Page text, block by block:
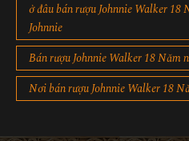
ở đâu bán rượu Johnnie Walker
Johnnie
Bán rượu Johnnie Walker 18 Năm
Nơi bán rượu Johnnie Walker 18